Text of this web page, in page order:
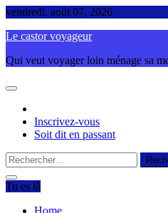
Skip
content
vendredi, août 07, 2026
Le castor voyageur
Qui veut voyager loin ménage sa
Inscrivez-vous
Soit dit en passant
Rechercher :
Tu es là
Home